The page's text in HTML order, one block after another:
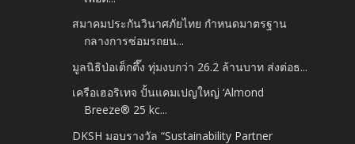
สมาคมประกันวินาศภัยไทย กำหนดมาตรฐาน
กลางการซ่อมรถยน...
มูลนิธิป่อเต็กตึ๊ง ทุ่มงบกว่า 26.2 ล้านบาท ส่งต่อธ...
เครือเฮอริเทจ ปั้นแคมเปญใหญ่ ‘Almond
Breeze® 25 kc...
DKSH มอบรางวัล “Sustainability Partner